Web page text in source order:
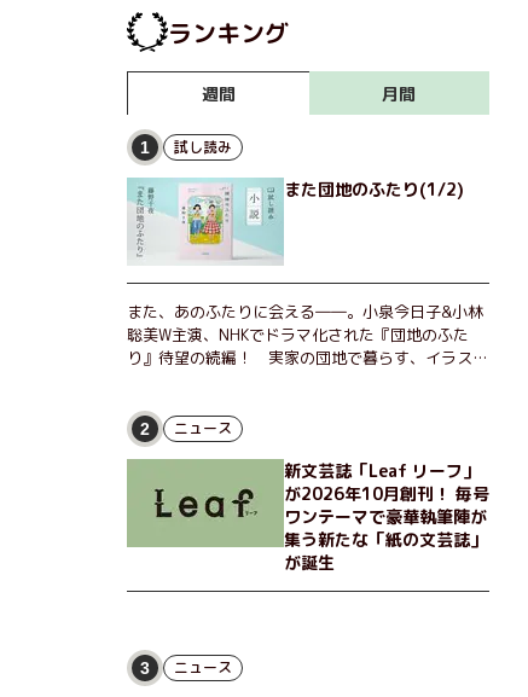
ランキング
週間 月間
1 試し読み
また団地のふたり(1/2)
また、あのふたりに会える――。小泉今日子&小林
聡美W主演、NHKでドラマ化された『団地のふた
り』待望の続編！ 実家の団地で暮らす、イラスト
ょっとした贅沢を楽しんだり、近所のおばちゃんの
恋バナを聞いてあげたり、部屋でふたりだけの「台
湾映画祭」を催したり。50代独身、幼なじみの変
わらぬ友情とささやかな幸せの日々を描く。
2 ニュース
新文芸誌「Leaf リーフ」
が2026年10月創刊！ 毎号
ワンテーマで豪華執筆陣が
集う新たな「紙の文芸誌」
が誕生
3 ニュース